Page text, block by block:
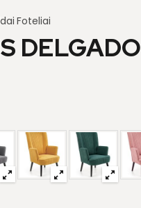
Foteliai
DELGADO